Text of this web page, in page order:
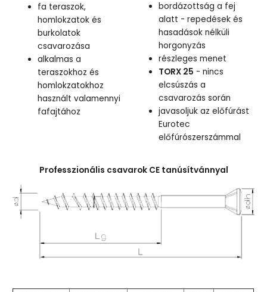
fa teraszok,
homlokzatok és
burkolatok
csavarozása
alkalmas a
teraszokhoz és
homlokzatokhoz
használt valamennyi
fafajtához
bordázottság a fej
alatt - repedések és
hasadások nélküli
horgonyzás
részleges menet
TORX 25 - nincs
elcsúszás a
csavarozás során
javasoljuk az előfúrást
Eurotec
előfúrószerszámmal
Professzionális csavarok CE tanúsítvánnyal